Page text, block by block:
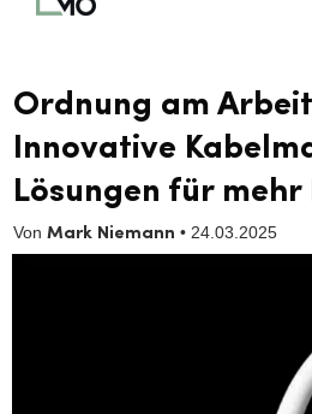
Ordnung am
Innovative
Lösungen für
Von Mark Niemann • 24.03.2025